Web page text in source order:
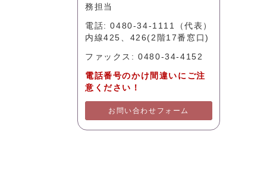
務担当
電話: 0480-34-1111（代表）
内線425、426(2階17番窓口)
ファックス: 0480-34-4152
電話番号のかけ間違いにご注
意ください！
お問い合わせフォーム